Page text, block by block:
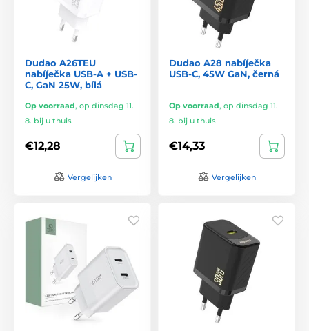
Dudao A26TEU
nabíječka USB-A + USB-
C, GaN 25W, bílá
Op voorraad, op dinsdag 11.
8. bij u thuis
€12,28
Vergelijken
Dudao A28 nabíječka
USB-C, 45W GaN, černá
Op voorraad, op dinsdag 11.
8. bij u thuis
€14,33
Vergelijken